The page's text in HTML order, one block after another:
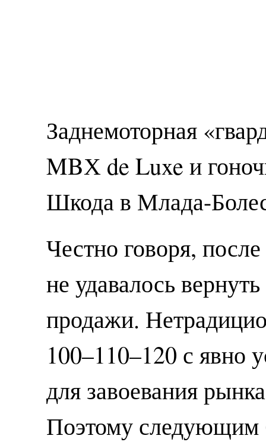
Заднемоторная
MBХ de Luxe и
Шкода в Млада-
Честно говоря,
не удавалось
продажи.
100–110–120 с явно
для завоевания
Поэтому следующим